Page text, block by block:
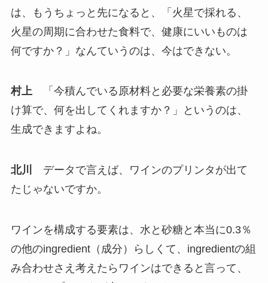
は、もうちょっと先になると、「火星で採れる、
火星の周期に合わせた食料で、健康にいいものは
何ですか？」なんていうのは、今はできない。
村上「今積んでいる原材料と必要な栄養素の掛
け算で、何を出してくれますか？」というのは、
生成できますよね。
北川
データで言えば、ワインのプリンタが出て
たじゃないですか。
ワインを構成する要素は、水と砂糖と本当に0.3％
の他のingredient（成分）らしくて、ingredientの組
み合わせさえ考えたらワインはできると言って、